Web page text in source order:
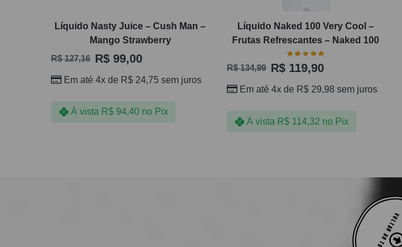
Líquido Nasty Juice – Cush Man –
Mango Strawberry
R$127,16 R$ 99,00
Em até 4x de R$ 24,75 sem juros
À vista R$94,40 no Pix
Líquido Naked 100 Very Cool –
Frutas Refrescantes – Naked 100
R$134,99 R$ 119,90
Em até 4x de R$ 29,98 sem juros
À vista R$114,32 no Pix
VOLTAR AO TOPO